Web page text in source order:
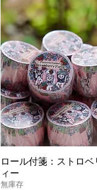
快速瀏覽
ロール付箋：ストロ
ィー
無庫存